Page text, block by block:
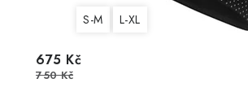
S-M L-XL
675 Kč
750 Kč